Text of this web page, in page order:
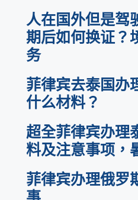
人在国外但是驾
期后如何换证？
务
菲律宾去泰国办
什么材料？
超全菲律宾办理
料及注意事项，
菲律宾办理俄罗